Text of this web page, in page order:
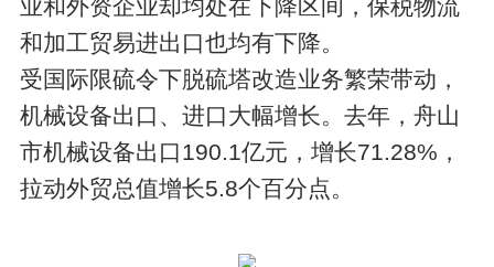
业和外资企业却均处在下降区间，保税物流
和加工贸易进出口也均有下降。
受国际限硫令下脱硫塔改造业务繁荣带动，
机械设备出口、进口大幅增长。去年，舟山
市机械设备出口190.1亿元，增长71.28%，
拉动外贸总值增长5.8个百分点。